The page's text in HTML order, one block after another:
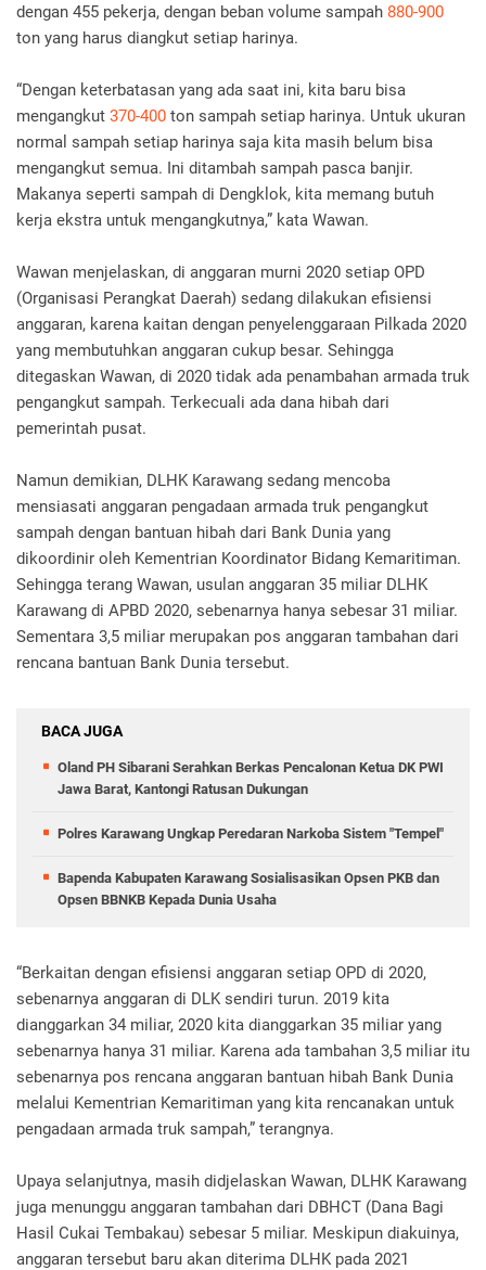
dengan 455 pekerja, dengan beban volume sampah 880-900
ton yang harus diangkut setiap harinya.
“Dengan keterbatasan yang ada saat ini, kita baru bisa
mengangkut 370-400 ton sampah setiap harinya. Untuk ukuran
normal sampah setiap harinya saja kita masih belum bisa
mengangkut semua. Ini ditambah sampah pasca banjir.
Makanya seperti sampah di Dengklok, kita memang butuh
kerja ekstra untuk mengangkutnya,” kata Wawan.
Wawan menjelaskan, di anggaran murni 2020 setiap OPD
(Organisasi Perangkat Daerah) sedang dilakukan efisiensi
anggaran, karena kaitan dengan penyelenggaraan Pilkada 2020
yang membutuhkan anggaran cukup besar. Sehingga
ditegaskan Wawan, di 2020 tidak ada penambahan armada truk
pengangkut sampah. Terkecuali ada dana hibah dari
pemerintah pusat.
Namun demikian, DLHK Karawang sedang mencoba
mensiasati anggaran pengadaan armada truk pengangkut
sampah dengan bantuan hibah dari Bank Dunia yang
dikoordinir oleh Kementrian Koordinator Bidang Kemaritiman.
Sehingga terang Wawan, usulan anggaran 35 miliar DLHK
Karawang di APBD 2020, sebenarnya hanya sebesar 31 miliar.
Sementara 3,5 miliar merupakan pos anggaran tambahan dari
rencana bantuan Bank Dunia tersebut.
BACA JUGA
Oland PH Sibarani Serahkan Berkas Pencalonan Ketua DK PWI
Jawa Barat, Kantongi Ratusan Dukungan
Polres Karawang Ungkap Peredaran Narkoba Sistem "Tempel"
Bapenda Kabupaten Karawang Sosialisasikan Opsen PKB dan
Opsen BBNKB Kepada Dunia Usaha
“Berkaitan dengan efisiensi anggaran setiap OPD di 2020,
sebenarnya anggaran di DLK sendiri turun. 2019 kita
dianggarkan 34 miliar, 2020 kita dianggarkan 35 miliar yang
sebenarnya hanya 31 miliar. Karena ada tambahan 3,5 miliar itu
sebenarnya pos rencana anggaran bantuan hibah Bank Dunia
melalui Kementrian Kemaritiman yang kita rencanakan untuk
pengadaan armada truk sampah,” terangnya.
Upaya selanjutnya, masih didjelaskan Wawan, DLHK Karawang
juga menunggu anggaran tambahan dari DBHCT (Dana Bagi
Hasil Cukai Tembakau) sebesar 5 miliar. Meskipun diakuinya,
anggaran tersebut baru akan diterima DLHK pada 2021